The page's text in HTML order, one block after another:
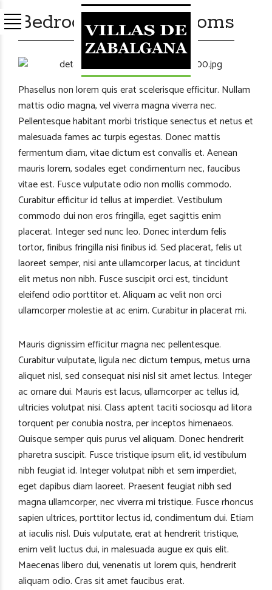
Bedrooms & Bathrooms
Phasellus non lorem quis erat scelerisque efficitur. Nullam
mattis odio magna, vel viverra magna viverra nec.
Pellentesque habitant morbi tristique senectus et netus et
malesuada fames ac turpis egestas. Donec mattis
fermentum diam, vitae dictum est convallis et. Aenean
mauris lorem, sodales eget condimentum nec, faucibus
vitae est. Fusce vulputate odio non mollis commodo.
Curabitur efficitur id tellus at imperdiet. Vestibulum
commodo dui non eros fringilla, eget sagittis enim
placerat. Integer sed nunc leo. Donec interdum felis
tortor, finibus fringilla nisi finibus id. Sed placerat, felis ut
laoreet semper, nisi ante ullamcorper lacus, at tincidunt
elit metus non nibh. Fusce suscipit orci est, tincidunt
eleifend odio porttitor et. Aliquam ac velit non orci
ullamcorper molestie at ac enim. Curabitur in placerat mi.
Mauris dignissim efficitur magna nec pellentesque.
Curabitur vulputate, ligula nec dictum tempus, metus urna
aliquet nisl, sed consequat nisi nisl sit amet lectus. Integer
ac ornare dui. Mauris est lacus, ullamcorper ac tellus id,
ultricies volutpat nisi. Class aptent taciti sociosqu ad litora
torquent per conubia nostra, per inceptos himenaeos.
Quisque semper quis purus vel aliquam. Donec hendrerit
pharetra suscipit. Fusce tristique ipsum elit, id vestibulum
nibh feugiat id. Integer volutpat nibh et sem imperdiet,
eget dapibus diam laoreet. Praesent feugiat nibh sed
magna ullamcorper, nec viverra mi tristique. Fusce rhoncus
sapien ultrices, porttitor lectus id, condimentum dui. Etiam
at iaculis nisl. Duis vulputate, erat at hendrerit tristique,
enim velit luctus dui, in malesuada augue ex quis elit.
Maecenas libero dui, venenatis ut lorem quis, hendrerit
aliquam odio. Cras sit amet faucibus erat.